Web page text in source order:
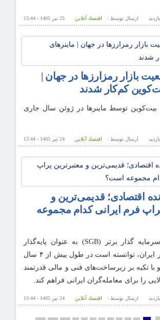
25 تیر 1405 - 13:44 ارسال توسط : اقتصاد آنلاین
بازار رمزارزها در جهان |
کم‌کار شدند
بیت‌کوین توسط ماینرها در ژوئن سال جاری
24 تیر 1405 - 13:44 ارسال توسط : اقتصاد آنلاین
اقتصادی؛ قدیمی‌ترین و
فرم ایرانی کدام مجموعه
پراپ تریدینگ سرمایه گذار برتر (SGB) به عنوان پایه‌گذار
پراپ تریدینگ در ایران، توانسته است در طول بیش از ۴ سال
با تکیه بر زیرساخت‌های فنی و مالی قدرتمند
را برای معامله‌گران ایرانی فراهم کند.
24 تیر 1405 - 13:44 ارسال توسط : اقتصاد آنلاین